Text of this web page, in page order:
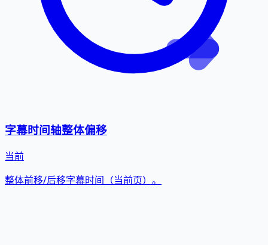
字幕时间轴整体偏移
当前
整体前移/后移字幕时间（当前页）。